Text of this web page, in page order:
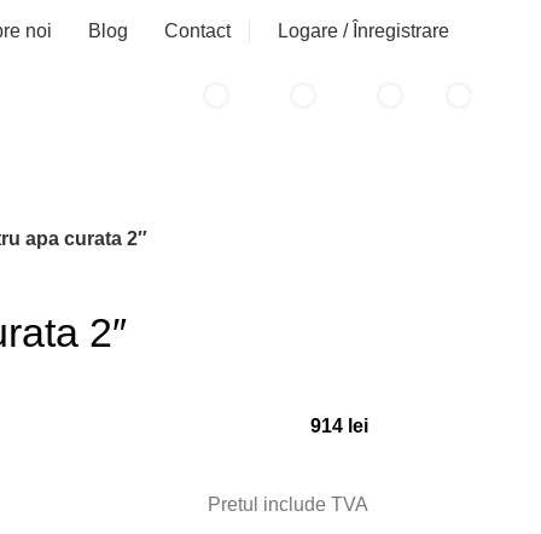
noi Blog Contact Logare / Înregistrare
apa curata 2″
2″
914 lei
Pretul include TVA